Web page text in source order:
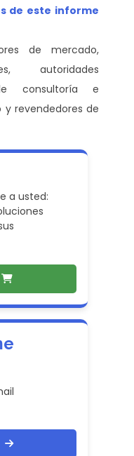
de este informe
de mercado,
autoridades
consultoría e
y revendedores de
a usted: